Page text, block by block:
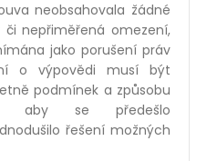
neobsahovala žádné
či nepřiměřená omezení,
jako porušení práv
o výpovědi musí být
podmínek a způsobu
aby se předešlo
řešení možných